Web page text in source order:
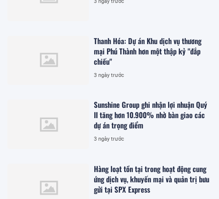
Thanh Hóa: Dự án Khu dịch vụ thương
mại Phú Thành hơn một thập kỷ "đắp
chiếu"
3 ngày trước
Sunshine Group ghi nhận lợi nhuận Quý
II tăng hơn 10.900% nhờ bàn giao các
dự án trọng điểm
3 ngày trước
Hàng loạt tồn tại trong hoạt động cung
ứng dịch vụ, khuyến mại và quản trị bưu
gửi tại SPX Express